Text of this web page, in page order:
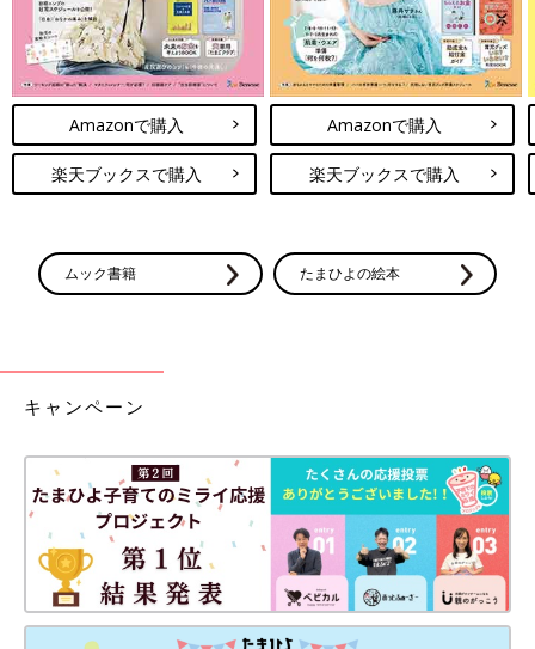
Amazonで購入
楽天ブックスで購入
Amazonで購入
楽天ブックスで購入
ムック書籍 たまひよの絵本
キャンペーン